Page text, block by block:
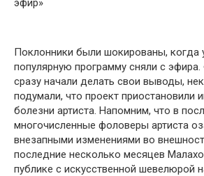
эфир»
Поклонники были шокированы, когда
популярную программу сняли с
сразу начали делать свои выводы,
подумали, что проект приостановили
болезни артиста. Напомним, что в
многочисленные фоловеры артиста
внезапными изменениями во
последние несколько месяцев
публике с искусственной шевелюрой